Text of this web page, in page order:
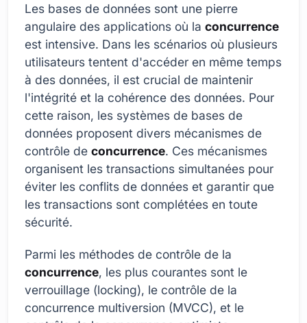
Les bases de données sont une pierre
angulaire des applications où la concurrence
est intensive. Dans les scénarios où plusieurs
utilisateurs tentent d'accéder en même temps
à des données, il est crucial de maintenir
l'intégrité et la cohérence des données. Pour
cette raison, les systèmes de bases de
données proposent divers mécanismes de
contrôle de concurrence. Ces mécanismes
organisent les transactions simultanées pour
éviter les conflits de données et garantir que
les transactions sont complétées en toute
sécurité.
Parmi les méthodes de contrôle de la
concurrence, les plus courantes sont le
verrouillage (locking), le contrôle de la
concurrence multiversion (MVCC), et le